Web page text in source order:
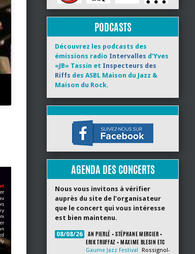
PODCASTS
Découvrez les podcasts des
émissions radio Intervalles d’Yves
«JB» Tassin et Inspecteurs des
Riffs des ASBL Maison du Jazz &
Maison du Rock.
AGENDA DES CONCERTS
Nous vous invitons à vérifier
auprès du site de l’organisateur
que le concert qui vous intéresse
est bien maintenu.
08/08/26
AN PIERLÉ + STÉPHANE MERCIER +
ERIK TRUFFAZ + MAXIME BLESIN ETC
Gaume Jazz Festival
Rossignol-